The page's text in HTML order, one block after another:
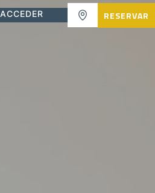
ACCEDER RESERVAR